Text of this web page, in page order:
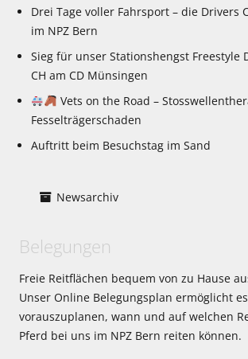
Drei Tage voller Fahrsport – die Drivers
im NPZ Bern
Sieg für unser Stationshengst Freestyle
CH am CD Münsingen
Vets on the Road –
Fesselträgerschaden
Auftritt beim Besuchstag im Sand
Newsarchiv
Belegungen
Freie Reitflächen bequem von zu Hause
Unser Online Belegungsplan ermöglicht
vorauszuplanen, wann und auf welchen
Pferd bei uns im NPZ Bern reiten können.